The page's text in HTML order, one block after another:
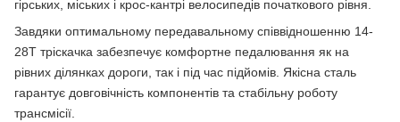
гірських, міських і крос-кантрі велосипедів початкового рівня.
Завдяки оптимальному передавальному співвідношенню 14-
28T тріскачка забезпечує комфортне педалювання як на
рівних ділянках дороги, так і під час підйомів. Якісна сталь
гарантує довговічність компонентів та стабільну роботу
трансмісії.